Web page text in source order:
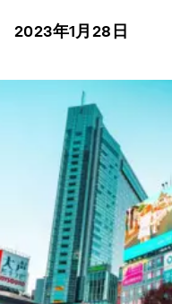
2023年1月28日